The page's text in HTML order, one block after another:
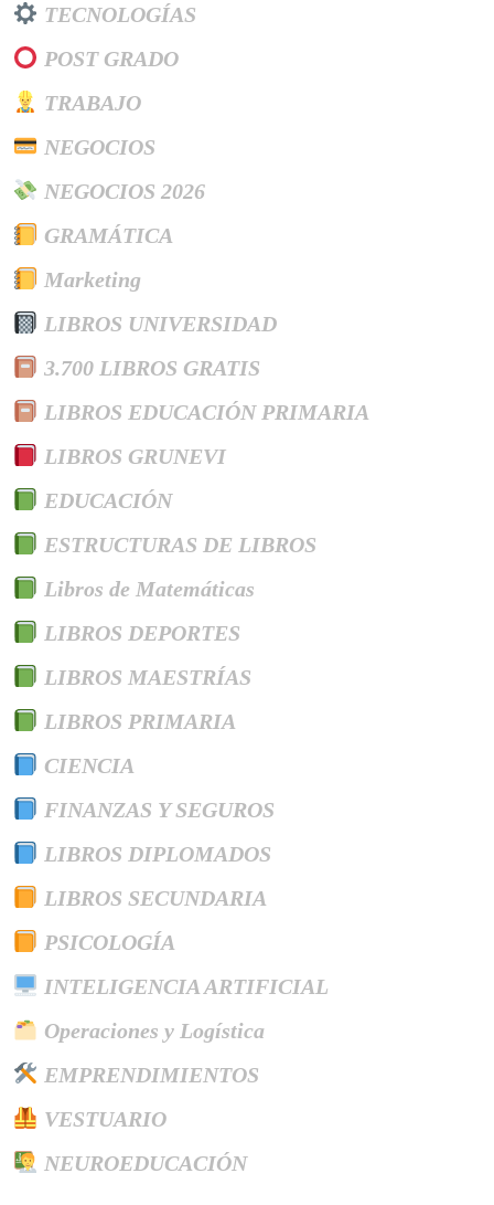
TECNOLOGÍAS
POST GRADO
TRABAJO
NEGOCIOS
NEGOCIOS 2026
GRAMÁTICA
Marketing
LIBROS UNIVERSIDAD
3.700 LIBROS GRATIS
LIBROS EDUCACIÓN PRIMARIA
LIBROS GRUNEVI
EDUCACIÓN
ESTRUCTURAS DE LIBROS
Libros de Matemáticas
LIBROS DEPORTES
LIBROS MAESTRÍAS
LIBROS PRIMARIA
CIENCIA
FINANZAS Y SEGUROS
LIBROS DIPLOMADOS
LIBROS SECUNDARIA
PSICOLOGÍA
INTELIGENCIA ARTIFICIAL
Operaciones y Logística
EMPRENDIMIENTOS
VESTUARIO
NEUROEDUCACIÓN